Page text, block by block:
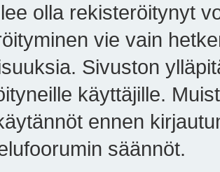
olla rekisteröitynyt
vie vain
Sivuston
käyttäjille.
ennen
säännöt.